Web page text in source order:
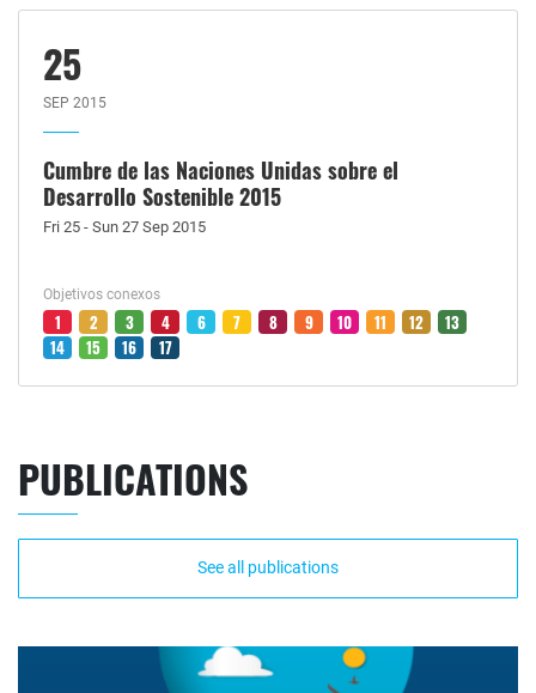
25
SEP 2015
Cumbre de las Naciones Unidas sobre el
Desarrollo Sostenible 2015
Fri 25 - Sun 27 Sep 2015
Objetivos conexos
1 2 3 4 6 7 8 9 10 11 12
13
14
15 16 17
PUBLICATIONS
See all publications